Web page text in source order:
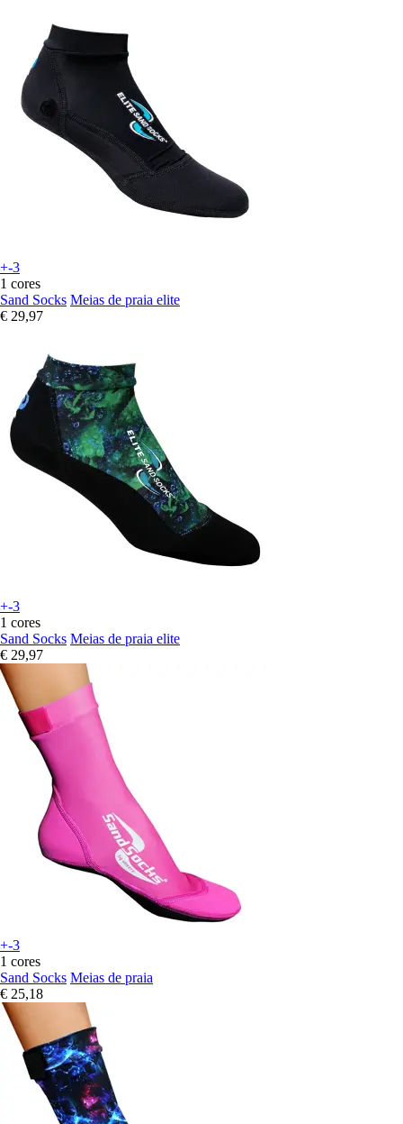
+-3
1 cores
Sand Socks Meias de praia elite
€ 29,97
+-3
1 cores
Sand Socks Meias de praia elite
€ 29,97
+-3
1 cores
Sand Socks Meias de praia
€ 25,18